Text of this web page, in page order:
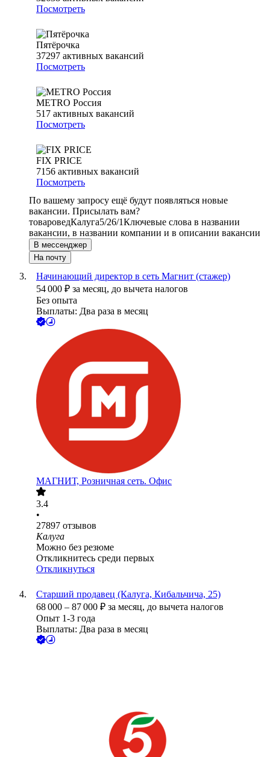
Посмотреть
Пятёрочка
37297 активных вакансий
Посмотреть
METRO Россия
517 активных вакансий
Посмотреть
FIX PRICE
7156 активных вакансий
Посмотреть
По вашему запросу ещё будут появляться новые
вакансии. Присылать вам?
товароведКалуга5/26/1Ключевые слова в названии
вакансии, в названии компании и в описании вакансии
В мессенджер
На почту
Начинающий директор в сеть Магнит (стажер)
54 000 ₽ за месяц, до вычета налогов
Без опыта
Выплаты: Два раза в месяц
МАГНИТ, Розничная сеть. Офис
3.4
•
27897 отзывов
Калуга
Можно без резюме
Откликнитесь среди первых
Откликнуться
Старший продавец (Калуга, Кибальчича, 25)
68 000 – 87 000 ₽ за месяц, до вычета налогов
Опыт 1-3 года
Выплаты: Два раза в месяц